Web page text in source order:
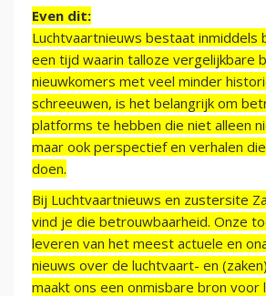
Even dit:
Luchtvaartnieuws bestaat inmiddels
een tijd waarin talloze vergelijkbare
nieuwkomers met veel minder
schreeuwen, is het belangrijk om
platforms te hebben die niet alleen
maar ook perspectief en verhalen
doen.
Bij Luchtvaartnieuws en zustersite
vind je die betrouwbaarheid. Onze
leveren van het meest actuele en
nieuws over de luchtvaart- en
maakt ons een onmisbare bron voor